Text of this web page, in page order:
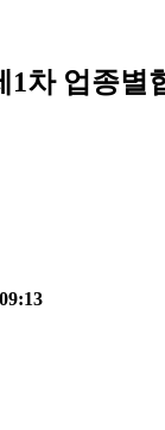
차 업종별